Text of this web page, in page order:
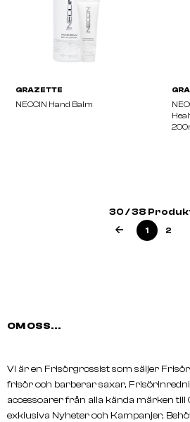
Brow And Lash Shampoo Foam
30 / 38
1 2
OM OSS...
Vi är en Frisörgrossist som säljer
frisör och barberar saxar,
accessoarer från alla kända märken till
exklusiva Nyheter och Kampanjer,